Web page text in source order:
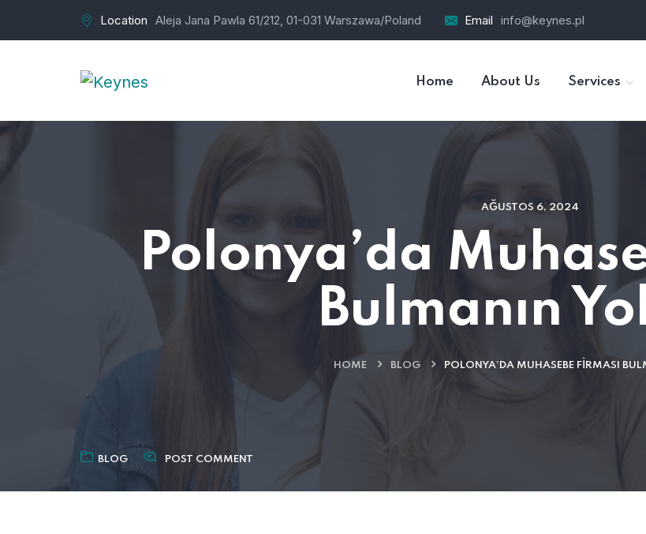
Location Aleja Jana Pawla 61/212, 01-031 Warszawa/Poland Email info@keynes.pl
Home About Us Services
AĞUSTOS 6, 2024
Polonya’da
Bulmanın
HOME BLOG POLONYA’DA MUHASEBE FIRMASI
BLOG POST COMMENT